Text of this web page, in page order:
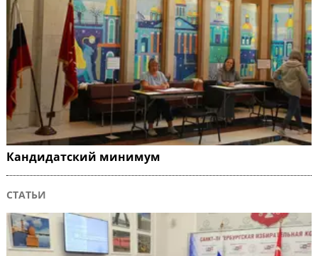
Кандидатский минимум
СТАТЬИ